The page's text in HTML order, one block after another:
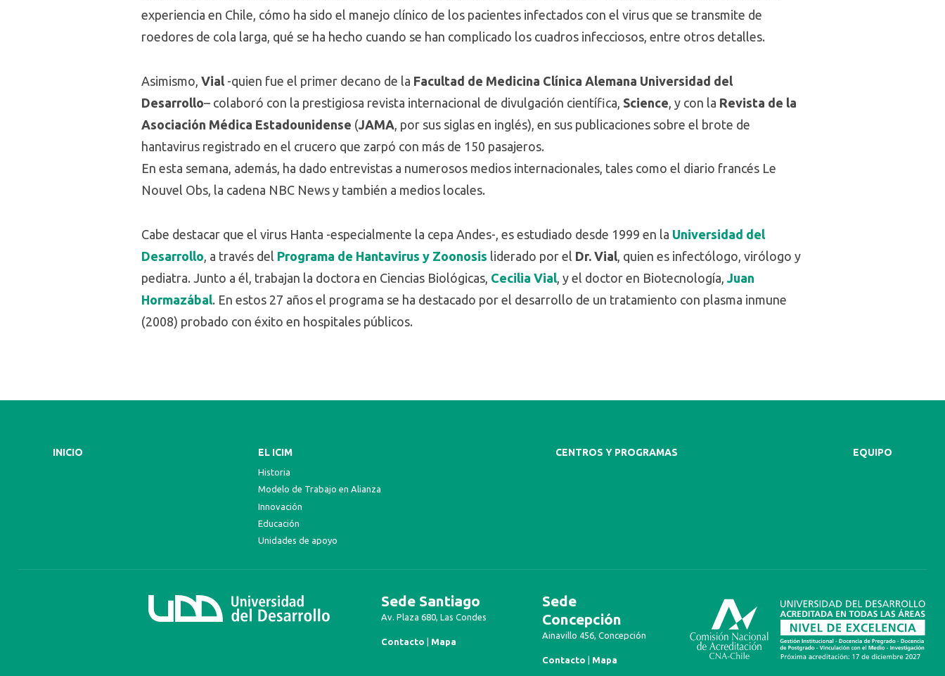
experiencia en Chile, cómo ha sido el manejo clínico de los pacientes infectados con el virus que se transmite de
roedores de cola larga, qué se ha hecho cuando se han complicado los cuadros infecciosos, entre otros detalles.
Asimismo, Vial -quien fue el primer decano de la Facultad de Medicina Clínica Alemana Universidad del
Desarrollo– colaboró con la prestigiosa revista internacional de divulgación científica, Science, y con la Revista de la
Asociación Médica Estadounidense (JAMA, por sus siglas en inglés), en sus publicaciones sobre el brote de
hantavirus registrado en el crucero que zarpó con más de 150 pasajeros.
En esta semana, además, ha dado entrevistas a numerosos medios internacionales, tales como el diario francés Le
Nouvel Obs, la cadena NBC News y también a medios locales.
Cabe destacar que el virus Hanta -especialmente la cepa Andes-, es estudiado desde 1999 en la Universidad del
Desarrollo, a través del Programa de Hantavirus y Zoonosis liderado por el Dr. Vial, quien es infectólogo, virólogo y
pediatra. Junto a él, trabajan la doctora en Ciencias Biológicas, Cecilia Vial, y el doctor en Biotecnología, Juan
Hormazábal. En estos 27 años el programa se ha destacado por el desarrollo de un tratamiento con plasma inmune
(2008) probado con éxito en hospitales públicos.
INICIO EL ICIM
Historia
Modelo de Trabajo en Alianza
Innovación
Educación
Unidades de apoyo
CENTROS Y PROGRAMAS EQUIPO
Sede Santiago
Av. Plaza 680, Las Condes
Contacto | Mapa
Sede
Concepción
Ainavillo 456, Concepción
Contacto | Mapa